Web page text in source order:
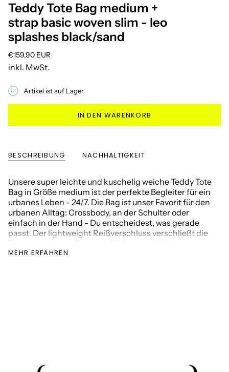
Teddy Tote Bag medium +
strap basic woven slim - leo
splashes black/sand
Regulärer
Preis
€159,90 EUR
inkl. MwSt.
Artikel ist auf Lager
IN DEN WARENKORB
BESCHREIBUNG NACHHALTIGKEIT
Unsere super leichte und kuschelig weiche Teddy Tote
Bag in Größe medium ist der perfekte Begleiter für ein
urbanes Leben - 24/7. Die Bag ist unser Favorit für den
urbanen Alltag: Crossbody, an der Schulter oder
einfach in der Hand - Du entscheidest, was gerade
passt. Der lightweight Reißverschluss verschließt die
Die Größebietet ausreichend Platz für
MEHR ERFAHREN